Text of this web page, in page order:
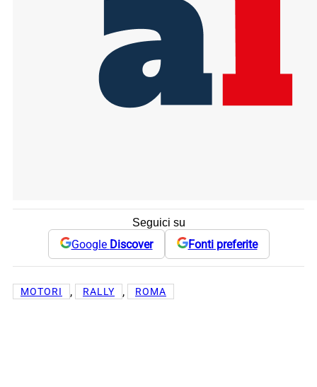
Seguici su
Google Discover Fonti preferite
MOTORI , RALLY , ROMA